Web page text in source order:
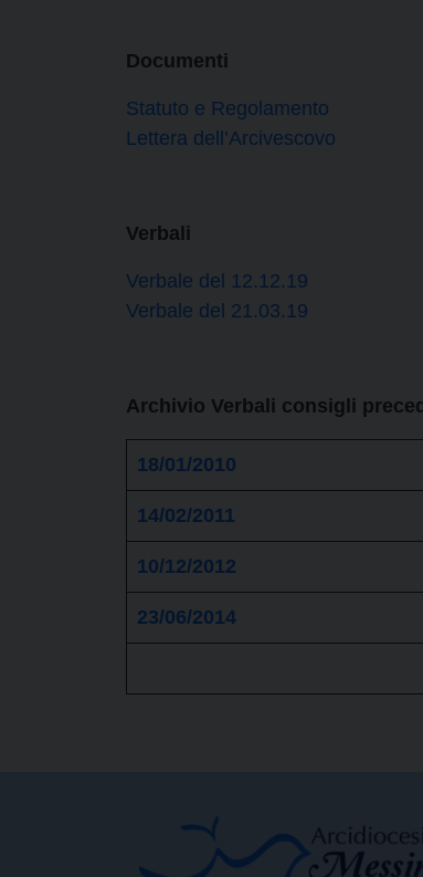
Documenti
Statuto e Regolamento
Lettera dell’Arcivescovo
Verbali
Verbale del 12.12.19
Verbale del 21.03.19
Archivio Verbali consigli
18/01/2010
14/02/2011
10/12/2012
23/06/2014